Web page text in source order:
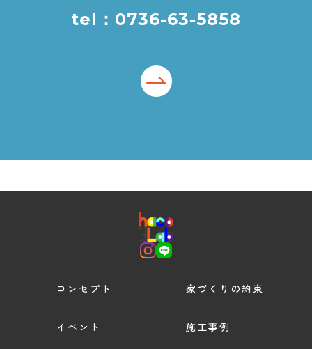
tel：0736-63-5858
コンセプト 家づくりの約束
イベント 施工事例